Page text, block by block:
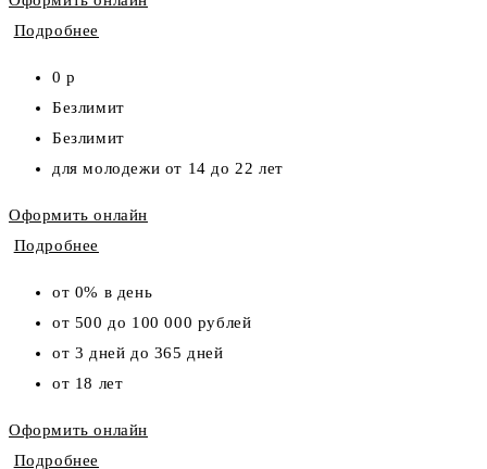
Подробнее
0 р
Безлимит
Безлимит
для молодежи от 14 до 22 лет
Оформить онлайн
Подробнее
от 0% в день
от 500 до 100 000 рублей
от 3 дней до 365 дней
от 18 лет
Оформить онлайн
Подробнее